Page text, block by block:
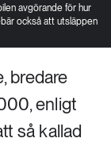
avgörande för hur
också att utsläppen
bredare
enligt
så kallad